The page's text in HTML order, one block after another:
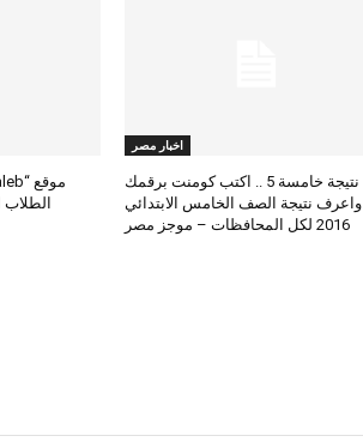
اخبار مصر
نتيجة خامسة 5 .. اكتب كومنت برقمك
واعرف نتيجة الصف الخامس الابتدائي
2016 لكل المحافظات – موجز مصر